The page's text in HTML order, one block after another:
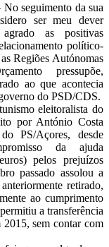
seguimento da sua
ser meu dever
as positivas
político-
Regiões Autónomas
pressupõe,
ao que acontecia
do PSD/CDS.
eleitoralista do
por António Costa
PS/Açores, desde
da ajuda
pelos prejuízos
passado assolou a
retirado,
ao cumprimento
a transferência
sem contar com